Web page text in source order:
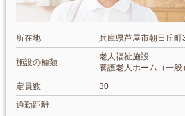
所在地 兵庫県芦屋市朝日丘町
施設の種類
老人福祉施設
養護老人ホーム（一般）
定員数
30
通勤距離